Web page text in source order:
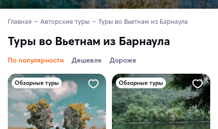
Главная Авторские туры Туры во Вьетнам из Барнаула
Туры во Вьетнам из Барнаула
По популярности Дешевле Дороже
Обзорные туры Обзорные туры